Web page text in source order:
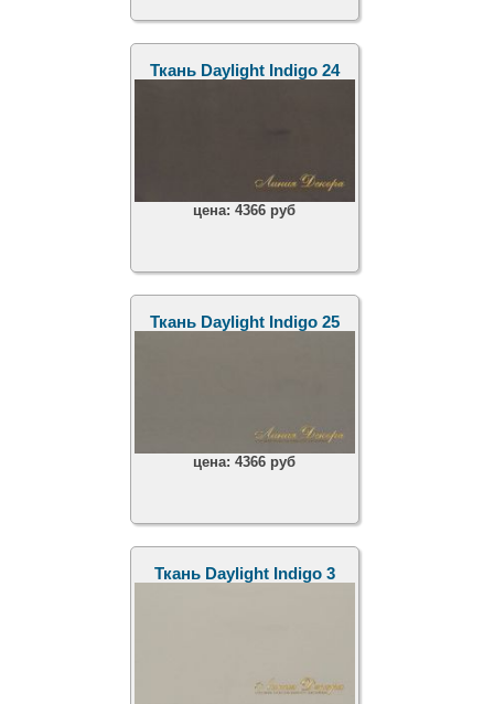
Ткань Daylight Indigo 24
цена:4366 руб
Ткань Daylight Indigo 25
цена:4366 руб
Ткань Daylight Indigo 3